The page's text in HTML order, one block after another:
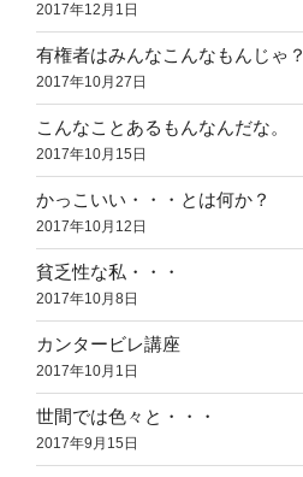
2017年12月1日
有権者はみんなこんなもんじゃ？
2017年10月27日
こんなことあるもんなんだな。
2017年10月15日
かっこいい・・・とは何か？
2017年10月12日
貧乏性な私・・・
2017年10月8日
カンタービレ講座
2017年10月1日
世間では色々と・・・
2017年9月15日